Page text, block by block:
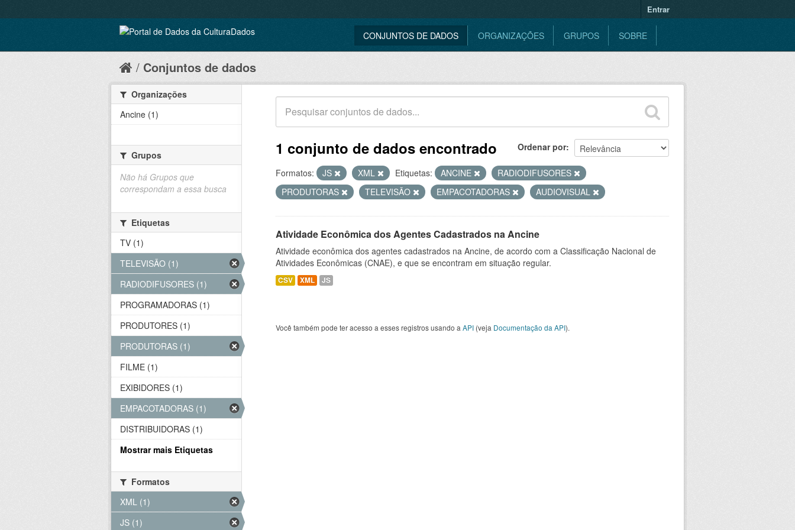
Entrar
CONJUNTOS DE DADOS ORGANIZAÇÕES GRUPOS SOBRE
Conjuntos de dados
Ordenar por
1 conjunto de dados encontrado
Formatos: JS XML Etiquetas: ANCINE
RADIODIFUSORES
PRODUTORAS
TELEVISÃO EMPACOTADORAS AUDIOVISUAL
Atividade Econômica dos Agentes Cadastrados na Ancine
Atividade econômica dos agentes cadastrados na Ancine, de acordo com a Classificação Nacional de
Atividades Econômicas (CNAE), e que se encontram em situação regular.
CSV XML JS
Você também pode ter acesso a esses registros usando a API (veja Documentação da API).
Organizações
Ancine (1)
Grupos
Não há Grupos que
correspondam a essa busca
Etiquetas
TV (1)
TELEVISÃO (1)
RADIODIFUSORES (1)
PROGRAMADORAS (1)
PRODUTORES (1)
PRODUTORAS (1)
FILME (1)
EXIBIDORES (1)
EMPACOTADORAS (1)
DISTRIBUIDORAS (1)
Mostrar mais Etiquetas
Formatos
XML (1)
JS (1)